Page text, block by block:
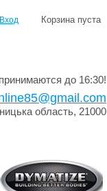
Корзина пуста
Вход
до 16:30!
область, 21000